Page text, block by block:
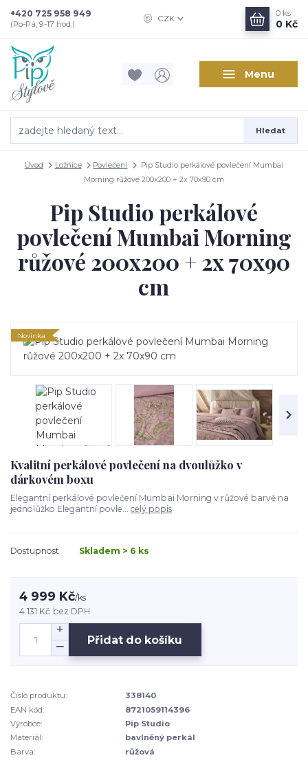
Menu
CZK
Hledat
+420 725 958 949
(Po-Pá, 9-17 hod.)
0 ks
0 Kč
Úvod Ložnice Povlečení
Pip Studio perkálové povlečení Mumbai
Morning růžové 200x200 + 2x 70x90 cm
Pip Studio perkálové
povlečení Mumbai Morning
růžové 200x200 + 2x 70x90
cm
Novinka
Kvalitní perkálové povlečení na dvoulůžko v
dárkovém boxu
Elegantní perkálové povlečení Mumbai Morning v růžové barvě na
jednolůžko Elegantní povle... celý popis
Dostupnost Skladem > 6 ks
4 999 Kč/ks
4 131 Kč bez DPH
Přidat do košíku
Číslo produktu:
338140
EAN kód:
8721059114396
Výrobce:
Pip Studio
Materiál:
bavlněný perkál
Barva:
růžová